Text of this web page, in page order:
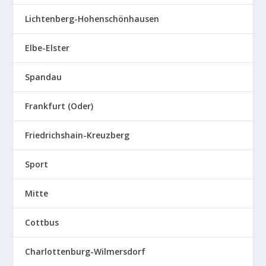
Lichtenberg-Hohenschönhausen
Elbe-Elster
Spandau
Frankfurt (Oder)
Friedrichshain-Kreuzberg
Sport
Mitte
Cottbus
Charlottenburg-Wilmersdorf